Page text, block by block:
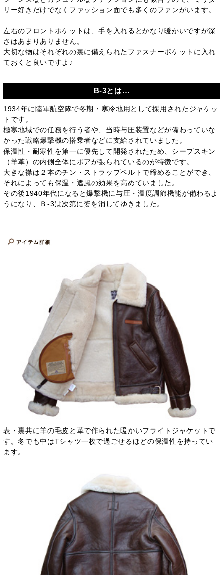
リー好きだけでなくファッション面でも多くのファンがいます。
左右のフロントポケットは、手を入れるとかなり暖かいですが深
さはあまりありません。
大切な物はそれぞれの裏に備えられたファスナーポケットに入れ
ておくと良いですよ♪
B-3とは…
1934年に陸軍航空隊で冬期・寒冷地用として採用されたジャケッ
トです。
極寒地域での任務を行う者や、当時与圧装置などが備わっていな
かった戦略爆撃機の搭乗者などに支給されていました。
保温性・耐寒性を第一に優先して開発されたため、シープスキン
（羊革）の内側全体にボアが張られているのが特徴です。
大きな襟は２本のチン・ストラップベルトで締めることができ、
それによっても保温・遮風の効果を高めていました。
その後1940年代になると爆撃機に与圧・温度調節機能が備わるよ
うになり、Ｂ-3は次第に姿を消してゆきました。
表・裏共に羊の毛皮と革で作られた暖かいフライトジャケットで
す。冬でも中はTシャツ一枚で過ごせるほどの保温性を持ってい
ます。